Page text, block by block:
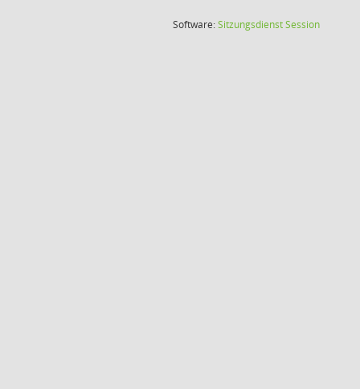
Software:SitzungsdienstSession(Wird in